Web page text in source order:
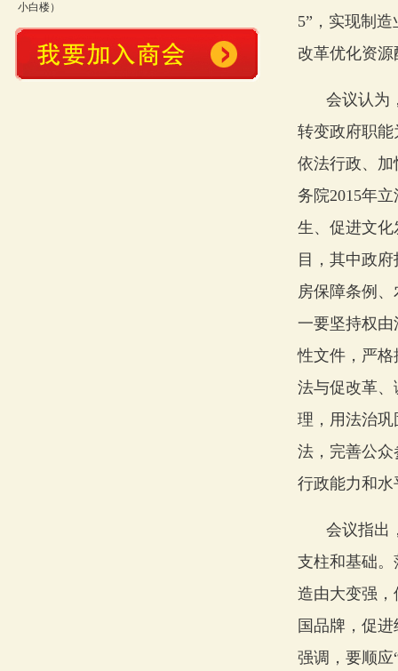
小白楼）
5”，实现制
改革优化资源
会议认为
转变政府职
依法行政、
务院2015年
生、促进文
目，其中政
房保障条例
一要坚持权由
性文件，严
法与促改革
理，用法治
法，完善公
行政能力和水
会议指出
支柱和基础。
造由大变强
国品牌，促
强调，要顺应